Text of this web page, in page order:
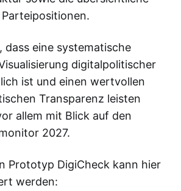
dass eine systematische
digitalpolitischer
ist und einen wertvollen
Transparenz leisten
allem mit Blick auf den
2027.
Prototyp DigiCheck kann hier
werden: